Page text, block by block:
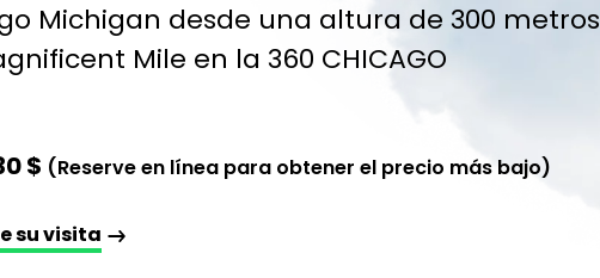
Michigan desde una altura de 300 metros
Mile en la 360 CHICAGO
$ (Reserve en línea para obtener el precio más bajo)
su visita